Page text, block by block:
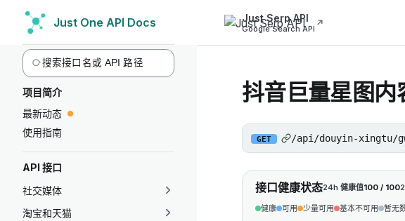
Skip to content
Just One API Docs Just Serp API
Google Search API
Sidebar Navigation
项目简介
最新动态
使用指南
API 接口
社交媒体
淘宝和天猫
抖音巨量星图内
GET /api/douyin-xingtu/
接口健康状态24h 健康值100 / 100
健康 可用 少量可用 基本不可用 暂无